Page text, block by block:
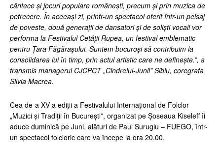
cântece și jocuri populare românești, precum și prin muzica de
petrecere. În aceeași zi, printr-un spectacol oferit într-un peisaj
de poveste, două generații de dansatori și de soliști vocali vor
performa la Festivalul Cetății Rupea, un festival emblematic
pentru Țara Făgărașului. Suntem bucuroși să contribuim la
consolidarea lui în timp, prin actul artistic care ne definește.”, a
transmis managerul CJCPCT „Cindrelul-Junii” Sibiu, coregrafa
Silvia Macrea.
Cea de-a XV-a ediții a Festivalului Internațional de Folclor
„Muzici și Tradiții în București”, organizat pe Șoseaua Kiseleff îi
aduce duminică pe Juni, alături de Paul Surugiu – FUEGO, într-
un spectacol folcloric care va începe la ora 20.00.